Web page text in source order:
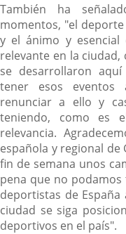
También ha
momentos, "el
y el ánimo y esencial
relevante en la
se desarrollaron
tener esos
renunciar a ello y
teniendo, como es
relevancia.
española y regional
fin de semana unos
pena que no
deportistas de
ciudad se siga
deportivos en el país".